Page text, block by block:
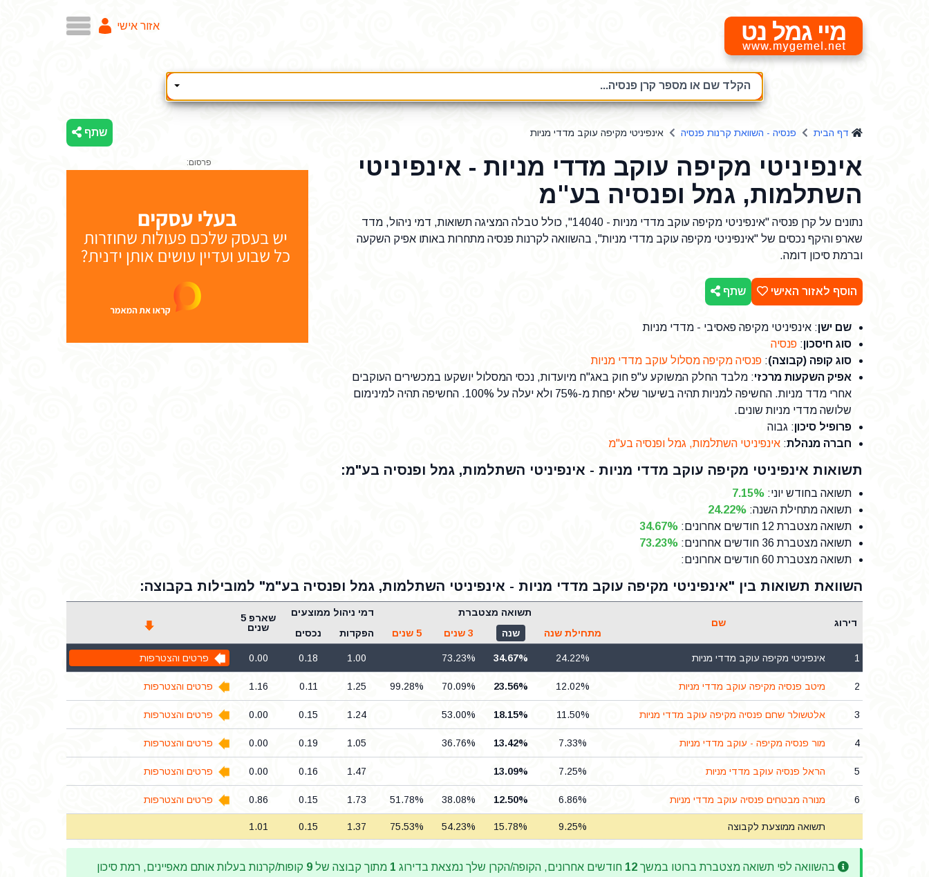
מיי גמל נט אזור אישי
הקלד שם או מספר קרן פנסיה...
דף הבית פנסיה - השוואת קרנות פנסיה אינפיניטי מקיפה עוקב מדדי מניות שתף
אינפיניטי מקיפה עוקב מדדי מניות - אינפיניטי
השתלמות, גמל ופנסיה בע"מ
נתונים על קרן פנסיה "אינפיניטי מקיפה עוקב מדדי מניות - 14040", כולל טבלה המציגה תשואות, דמי ניהול, מדד
שארפ והיקף נכסים של "אינפיניטי מקיפה עוקב מדדי מניות", בהשוואה לקרנות פנסיה מתחרות באותו אפיק השקעה
וברמת סיכון דומה.
הוסף לאזור האישי שתף
שם ישן: אינפיניטי מקיפה פאסיבי - מדדי מניות
סוג חיסכון: פנסיה
סוג קופה (קבוצה): פנסיה מקיפה מסלול עוקב מדדי מניות
אפיק השקעות מרכזי: מלבד החלק המשוקע ע"פ חוק באג"ח מיועדות, נכסי המסלול יושקעו במכשירים העוקבים
אחרי מדד מניות. החשיפה למניות תהיה בשיעור שלא יפחת מ-75% ולא יעלה על 100%. החשיפה תהיה למינימום
שלושה מדדי מניות שונים.
פרופיל סיכון: גבוה
חברה מנהלת: אינפיניטי השתלמות, גמל ופנסיה בע"מ
תשואות אינפיניטי מקיפה עוקב מדדי מניות - אינפיניטי השתלמות, גמל ופנסיה בע"מ:
תשואה בחודש יוני:
7.15%
תשואה מתחילת השנה:
24.22%
תשואה מצטברת 12 חודשים אחרונים
:
34.67%
תשואה מצטברת 36 חודשים אחרונים
:
73.23%
תשואה מצטברת 60 חודשים אחרונים
:
פרסום:
השוואת תשואות בין "אינפיניטי מקיפה עוקב מדדי מניות - אינפיניטי השתלמות, גמל ופנסיה בע"מ" למובילות בקבוצה:
דירוג שם
תשואה מצטברת דמי ניהול ממוצעים
שארפ 5
שנים
מתחילת שנה שנה 3 שנים 5 שנים הפקדות נכסים
1 אינפיניטי מקיפה עוקב מדדי מניות 24.22%
34.67%
73.23%
1.00
0.18
0.00 פרטים והצטרפות
2 מיטב פנסיה מקיפה עוקב מדדי מניות 12.02%
23.56%
70.09%
99.28%
1.25
0.11
1.16 פרטים והצטרפות
3 אלטשולר שחם פנסיה מקיפה עוקב מדדי מניות 11.50%
18.15%
53.00%
1.24
0.15
0.00 פרטים והצטרפות
4 מור פנסיה מקיפה - עוקב מדדי מניות 7.33%
13.42%
36.76%
1.05
0.19
0.00 פרטים והצטרפות
5 הראל פנסיה עוקב מדדי מניות 7.25%
13.09%
1.47
0.16
0.00 פרטים והצטרפות
6 מנורה מבטחים פנסיה עוקב מדדי מניות 6.86%
12.50%
38.08%
51.78%
1.73
0.15
0.86 פרטים והצטרפות
תשואה ממוצעת לקבוצה 9.25%
15.78%
54.23%
75.53%
1.37
0.15
1.01
בהשוואה לפי תשואה מצטברת ברוטו במשך 12 חודשים אחרונים, הקופה/הקרן שלך נמצאת בדירוג 1 מתוך קבוצה של 9 קופות/קרנות בעלות אותם מאפיינים, רמת סיכון